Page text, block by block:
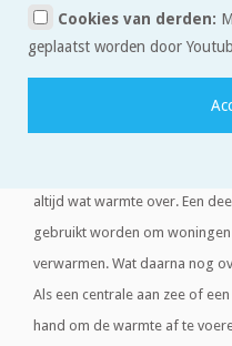
komen, bestaan uit water dat
altijd wat warmte over. Een
gebruikt worden om
verwarmen. Wat daarna nog
Als een centrale aan zee of
hand om de warmte af te
Cookies van derden:
geplaatst worden door